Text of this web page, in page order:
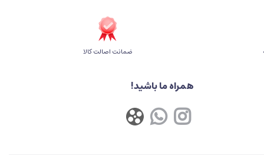
ضمانت اصالت کالا
همراه ما باشید!